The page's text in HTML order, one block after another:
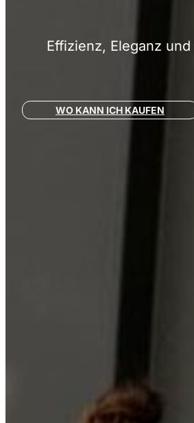
Effizienz, Eleganz
WO KANN ICH KAUFEN